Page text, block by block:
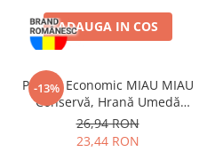
ADAUGA IN COS
-13%
Pachet Economic MIAU MIAU
Conservă, Hrană Umedă
Pisică Adult, Pui, 6x415g
26,94 RON
23,44 RON